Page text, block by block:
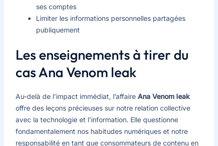
ses comptes
Limiter les informations personnelles partagées
publiquement
Les enseignements à tirer du
cas Ana Venom leak
Au-delà de l’impact immédiat, l’affaire Ana Venom leak
offre des leçons précieuses sur notre relation collective
avec la technologie et l’information. Elle questionne
fondamentalement nos habitudes numériques et notre
responsabilité en tant que consommateurs de contenu en